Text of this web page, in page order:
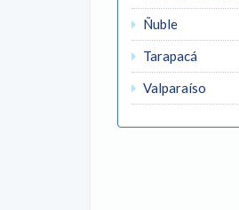
Ñuble
Tarapacá
Valparaíso